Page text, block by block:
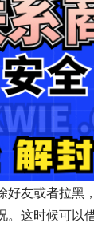
友或者拉黑
这时候可以